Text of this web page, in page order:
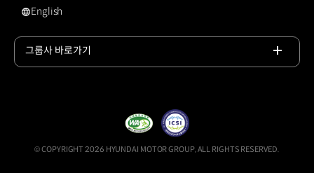
영문 사이트로 이동
English
그룹사 바로가기
© COPYRIGHT 2026 HYUNDAI MOTOR GROUP, ALL RIGHTS RESERVED.